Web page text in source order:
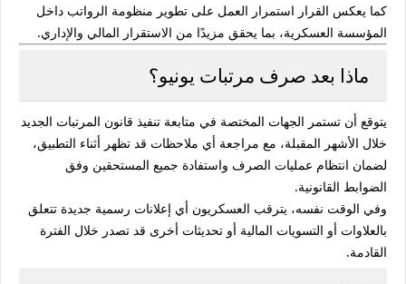
كما يعكس القرار استمرار العمل على تطوير منظومة الرواتب داخل
المؤسسة العسكرية، بما يحقق مزيدًا من الاستقرار المالي والإداري.
ماذا بعد صرف مرتبات يونيو؟
يتوقع أن تستمر الجهات المختصة في متابعة تنفيذ قانون المرتبات الجديد
خلال الأشهر المقبلة، مع مراجعة أي ملاحظات قد تظهر أثناء التطبيق،
لضمان انتظام عمليات الصرف واستفادة جميع المستحقين وفق
الضوابط القانونية.
وفي الوقت نفسه، يترقب العسكريون أي إعلانات رسمية جديدة تتعلق
بالعلاوات أو التسويات المالية أو تحديثات أخرى قد تصدر خلال الفترة
القادمة.